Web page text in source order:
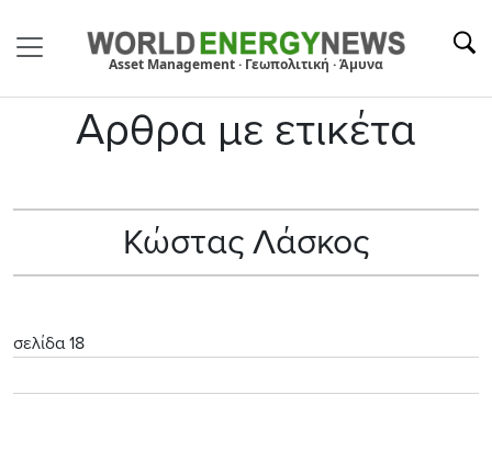
Asset Management · Γεωπολιτική · Άμυνα
Αρθρα με ετικέτα
Κώστας Λάσκος
σελίδα 18